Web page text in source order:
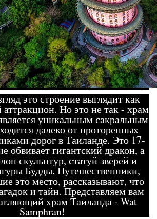
это строение выглядит как
аттракцион. Но это не так - храм
уникальным сакральным
далеко от проторенных
дорог в Таиланде. Это 17-
обвивает гигантский дракон, а
скульптур, статуй зверей и
Будды. Путешественники,
это место, рассказывают, что
и тайн. Представляем вам
храм Таиланда - Wat
Samphran!